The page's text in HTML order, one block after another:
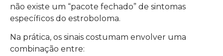
não existe um “pacote fechado” de sintomas
específicos do estroboloma.
Na prática, os sinais costumam envolver uma
combinação entre: